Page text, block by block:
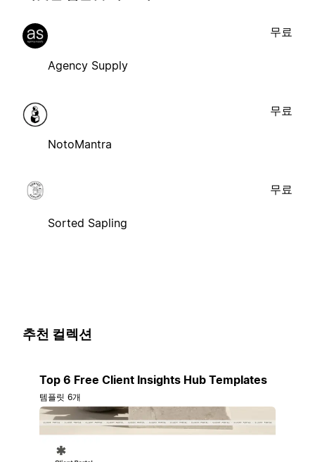
Agency Supply
무료
NotoMantra
무료
Sorted Sapling
무료
추천 컬렉션
Top 6 Free Client Insights Hub Templates
템플릿 6개